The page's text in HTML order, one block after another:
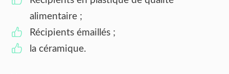
alimentaire ;
Récipients émaillés ;
la céramique.